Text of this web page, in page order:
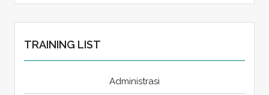
TRAINING LIST
Administrasi